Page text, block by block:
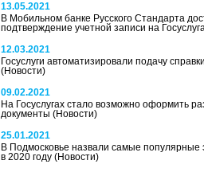
13.05.2021
В Мобильном банке Русского Стандарта
подтверждение учетной записи на
12.03.2021
Госуслуги автоматизировали подачу
(Новости)
09.02.2021
На Госуслугах стало возможно оформить
документы (Новости)
25.01.2021
В Подмосковье назвали самые популярные
в 2020 году (Новости)